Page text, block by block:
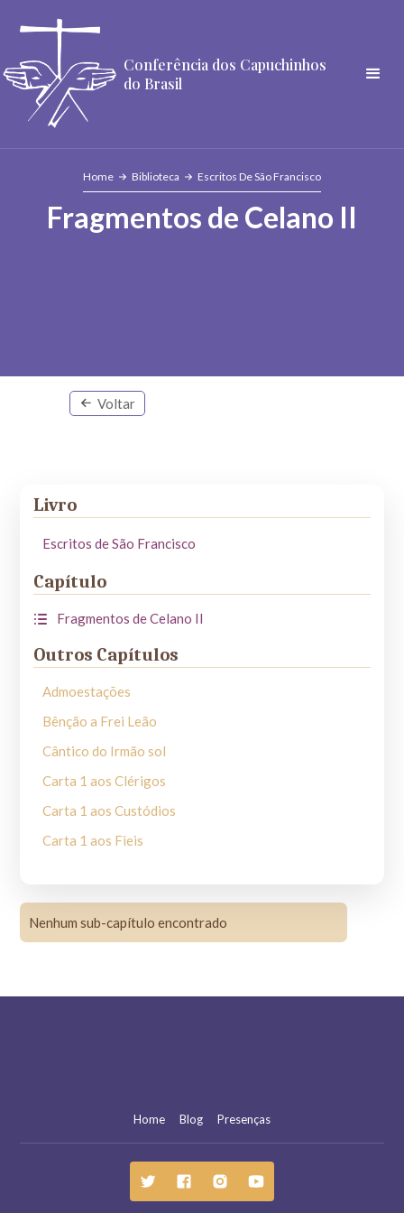
Conferência dos Capuchinhos
do Brasil
Home Biblioteca Escritos De São Francisco
Fragmentos de Celano II
Voltar
Livro
Escritos de São Francisco
Capítulo
Fragmentos de Celano II
Outros Capítulos
Admoestações
Bênção a Frei Leão
Cântico do Irmão sol
Carta 1 aos Clérigos
Carta 1 aos Custódios
Carta 1 aos Fieis
Carta 2 aos Custódios
Carta 2 aos Fieis
Fragmentos da Regra de Hugo de Digne
Fragmentos do Códice de Worchester
Nenhum sub-capítulo encontrado
Home Blog Presenças